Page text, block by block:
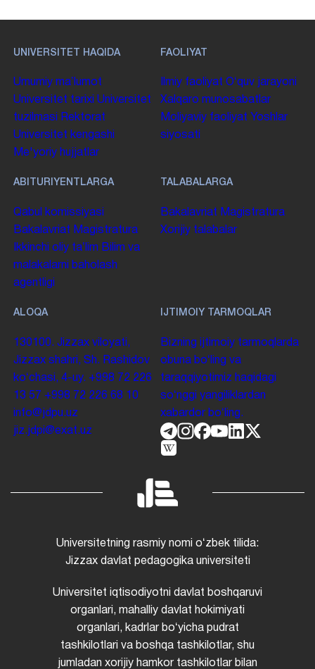
UNIVERSITET HAQIDA
Umumiy maʼlumot
Universitet tarixi Universitet
tuzilmasi
Rektorat
Universitet kengashi
Me'yoriy hujjatlar
FAOLIYAT
Ilmiy faoliyat Oʻquv jarayoni
Xalqaro munosabatlar
Moliyaviy faoliyat Yoshlar
siyosati
ABITURIYENTLARGA
Qabul komissiyasi
Bakalavriat Magistratura
Ikkinchi oliy taʼlim Bilim va
malakalarni baholash
agentligi
TALABALARGA
Bakalavriat Magistratura
Xorijiy talabalar
ALOQA
130100. Jizzax viloyati,
Jizzax shahri, Sh. Rashidov
koʻchasi, 4-uy. +998 72 226
13 57 +998 72 226 68 10
info@jdpu.uz
jiz.jdpi@exat.uz
IJTIMOIY TARMOQLAR
Bizning ijtimoiy tarmoqlarda
obuna boʻling va
taraqqiyotimiz haqidagi
soʻnggi yangiliklardan
xabardor boʻling.
Universitetning rasmiy nomi oʻzbek tilida:
Jizzax davlat pedagogika universiteti
Universitet iqtisodiyotni davlat boshqaruvi
organlari, mahalliy davlat hokimiyati
organlari, kadrlar boʻyicha pudrat
tashkilotlari va boshqa tashkilotlar, shu
jumladan xorijiy hamkor tashkilotlar bilan